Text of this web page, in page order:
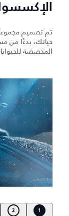
تم تصميم
حياتك، بدءًا من
المخصصة
1
2